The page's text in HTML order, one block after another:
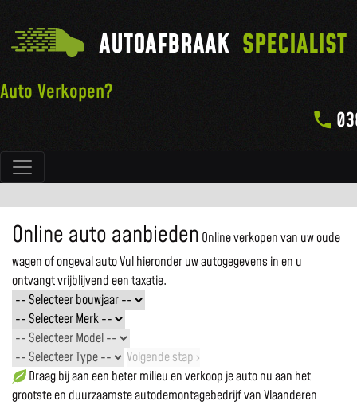
Hoofdnavigatie
AUTOAFBRAAK SPECIALIST
Auto Verkopen?
Online auto aanbieden Online verkopen van uw oude
wagen of ongeval autoVul hieronder uw autogegevens in en u
ontvangt vrijblijvend een taxatie.
Volgende stap ›
Draag bij aan een beter milieu en verkoop je auto nu aan het
grootste en duurzaamste autodemontagebedrijf van Vlaanderen